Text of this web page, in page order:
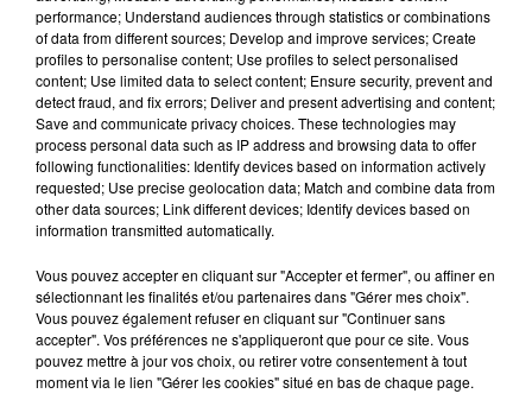
24 juin 2026
DANS LE HAUT-ANJOU. DES PROJETS DE RECHERCHE MÉDICALE
AUTOUR DES...
performance; Understand audiences through statistics or combinations
of data from different sources; Develop and improve services; Create
profiles to personalise content; Use profiles to select personalised
content; Use limited data to select content; Ensure security, prevent and
detect fraud, and fix errors; Deliver and present advertising and content;
Save and communicate privacy choices. These technologies may
process personal data such as IP address and browsing data to offer
following functionalities: Identify devices based on information actively
requested; Use precise geolocation data; Match and combine data from
other data sources; Link different devices; Identify devices based on
information transmitted automatically.
Vous pouvez accepter en cliquant sur "Accepter et fermer", ou affiner en
sélectionnant les finalités et/ou partenaires dans "Gérer mes choix".
Vous pouvez également refuser en cliquant sur "Continuer sans
accepter". Vos préférences ne s'appliqueront que pour ce site. Vous
pouvez mettre à jour vos choix, ou retirer votre consentement à tout
moment via le lien "Gérer les cookies" situé en bas de chaque page.